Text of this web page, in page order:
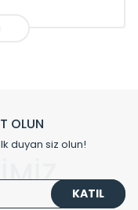
Radyatör ve
olduğu ihracat ile
olmadığını aynı
olduğunu
sıfır karbon ayak izi
OLUN
duyan siz olun!
KATIL